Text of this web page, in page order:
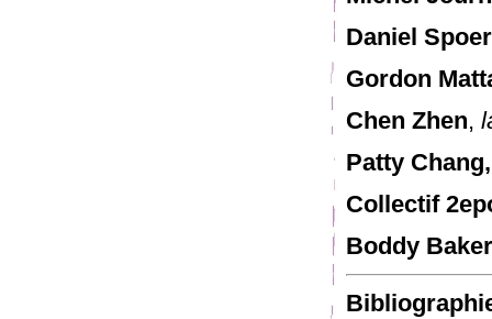
Daniel
Gordon
Chen Zhen,
Patty Chang,
Collectif
Boddy